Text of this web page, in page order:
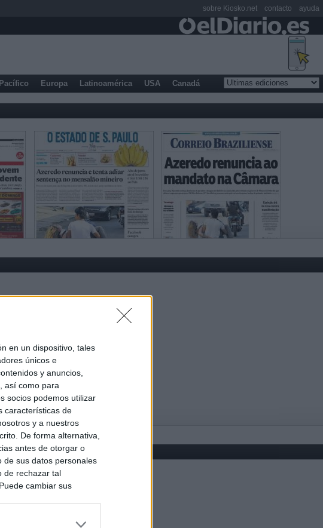
en un dispositivo, tales
únicos e
y anuncios,
así como para
socios podemos utilizar
características de
y a nuestros
De forma alternativa,
antes de otorgar o
de sus datos personales
de rechazar tal
cambiar sus
Europa Latinoamérica USA Canadá
sobre Kiosko.net contacto ayuda